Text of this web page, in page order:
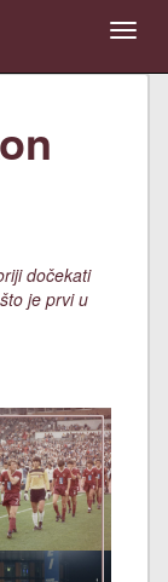
dočekati
je prvi u